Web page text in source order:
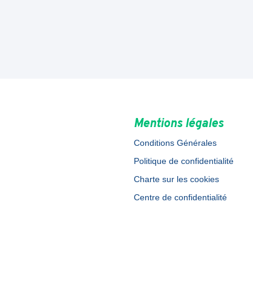
Mentions légales
Conditions Générales
Politique de confidentialité
Charte sur les cookies
Centre de confidentialité